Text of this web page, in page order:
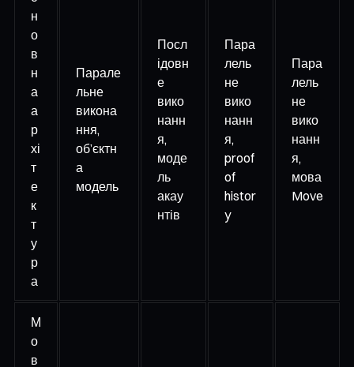
н
о
в
н
а
а
р
хі
т
е
к
т
у
р
а
Парале
льне
викона
ння,
об’єктн
а
модель
Посл
ідовн
е
вико
нанн
я,
моде
ль
акау
нтів
Пара
лель
не
вико
нанн
я,
proof
of
histor
y
Пара
лель
не
вико
нанн
я,
мова
Move
М
о
в